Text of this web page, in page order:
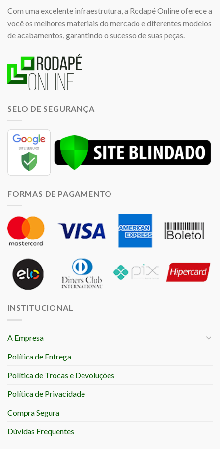
Com uma excelente infraestrutura, a Rodapé Online oferece a
você os melhores materiais do mercado e diferentes modelos
de acabamentos, garantindo o sucesso de suas peças.
SELO DE SEGURANÇA
FORMAS DE PAGAMENTO
INSTITUCIONAL
A Empresa
Política de Entrega
Política de Trocas e Devoluções
Política de Privacidade
Compra Segura
Dúvidas Frequentes